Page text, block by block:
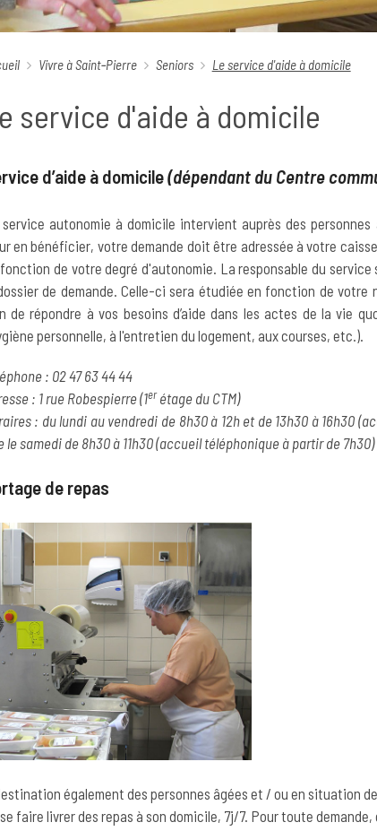
Vivre à Saint‑Pierre Seniors Le service d'aide à domicile
service d'aide à domicile
d’aide à domicile(dépendant du Centre
autonomie à domicile intervient auprès des
en bénéficier, votre demande doit être adressée à votre
de votre degré d'autonomie. La responsable du
de demande. Celle-ci sera étudiée en fonction de votre
de répondre à vos besoins d’aide dans les actes de la vie
personnelle, à l'entretien du logement, aux courses, etc.).
: 02 47 63 44 44
: 1 rue Robespierre (1erétage du CTM)
: du lundi au vendredi de 8h30 à 12h et de 13h30 à 16h30
le samedi de 8h30 à 11h30 (accueil téléphonique à partir de 7h30)
de repas
également des personnes âgées et / ou en situation
faire livrer des repas à son domicile, 7j/7. Pour toute